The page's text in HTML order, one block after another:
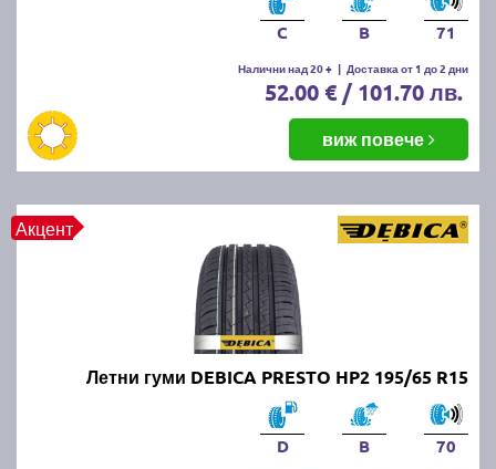
C B 71
Налични над 20 + | Доставка от 1 до 2 дни
52.00 € / 101.70 лв.
виж повече
Акцент
Летни гуми DEBICA PRESTO HP2 195/65 R15
D B 70